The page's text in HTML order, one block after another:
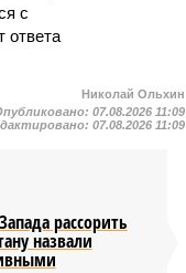
с
ответа
Николай Ольхин
07.08.2026 11:09
07.08.2026 11:09
рассорить
назвали